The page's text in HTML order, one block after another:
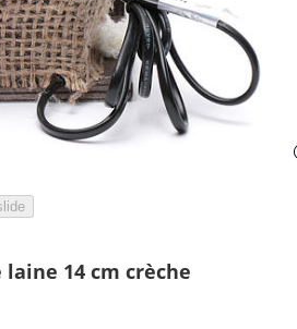
laine 14 cm crèche